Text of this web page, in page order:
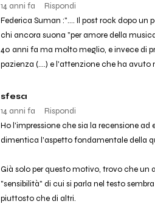
14 anni fa
Rispondi
Federica Suman :".... Il post rock dopo un
chi ancora suona "per amore della
40 anni fa ma molto meglio, e invece di
pazienza (....) e l'attenzione che ha
sfesa
14 anni fa
Rispondi
Ho l'impressione che sia la recensione ad
dimentica l'aspetto fondamentale della
Già solo per questo motivo, trovo che un
"sensibilità" di cui si parla nel testo
piuttosto che di altri.